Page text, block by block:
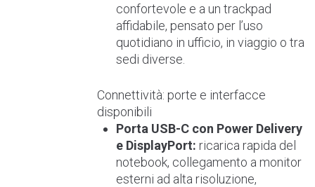
confortevole e a un trackpad
affidabile, pensato per l’uso
quotidiano in ufficio, in viaggio o tra
sedi diverse.
Connettività: porte e interfacce
disponibili
Porta USB-C con Power Delivery
e DisplayPort: ricarica rapida del
notebook, collegamento a monitor
esterni ad alta risoluzione,